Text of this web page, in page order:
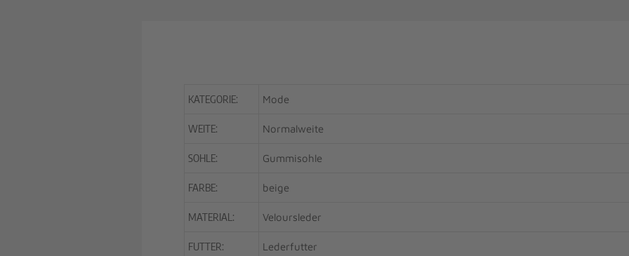
KATEGORIE: Mode
WEITE: Normalweite
SOHLE: Gummisohle
FARBE: beige
MATERIAL: Veloursleder
FUTTER: Lederfutter